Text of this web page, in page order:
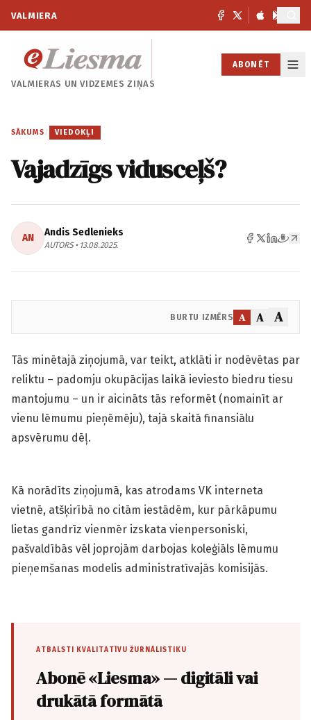
VALMIERA
VALMIERAS UNVIDZEMES ZIŅAS
ABONĒT
SĀKUMS / VIEDOKĻI
Vajadzīgs vidusceļš?
AN Andis Sedlenieks
AUTORS • 13.08.2025.
BURTU IZMĒRS A A A
Tās minētajā ziņojumā, var teikt, atklāti ir nodēvētas par
reliktu – padomju okupācijas laikā ieviesto biedru tiesu
mantojumu – un ir aicināts tās reformēt (nomainīt ar
vienu lēmumu pieņēmēju), tajā skaitā finansiālu
apsvērumu dēļ.
Kā norādīts ziņojumā, kas atrodams VK interneta
vietnē, atšķirībā no citām iestādēm, kur pārkāpumu
lietas gandrīz vienmēr izskata vienpersoniski,
pašvaldībās vēl joprojām darbojas koleģiāls lēmumu
pieņemšanas modelis administratīvajās komisijās.
ATBALSTI KVALITATĪVU ŽURNĀLISTIKU
Abonē «Liesma» — digitāli vai
drukātā formātā